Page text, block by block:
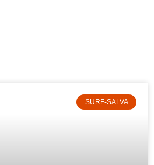
SURF-SALVA